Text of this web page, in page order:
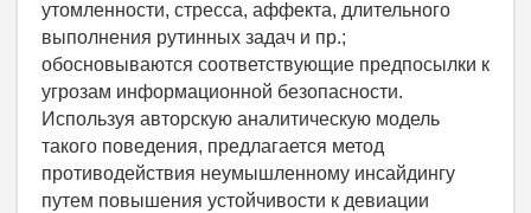
утомленности, стресса, аффекта, длительного
выполнения рутинных задач и пр.;
обосновываются соответствующие предпосылки к
угрозам информационной безопасности.
Используя авторскую аналитическую модель
такого поведения, предлагается метод
противодействия неумышленному инсайдингу
путем повышения устойчивости к девиации